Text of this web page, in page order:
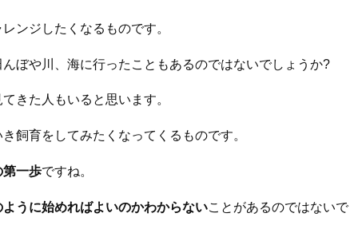
ンジしたくなるものです。
ぼや川、海に行ったこともあるのではないでしょうか?
きた人もいると思います。
飼育をしてみたくなってくるものです。
第一歩ですね。
ように始めればよいのかわからないことがあるのではないで